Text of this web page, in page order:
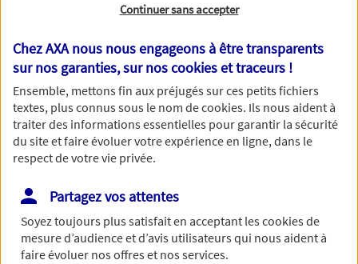
Toutes nos excuses, une erreur technique nous empêche
de traiter votre demande. N'hésitez pas à rafraichir ce
formulaire dans quelques minutes.
Continuer sans accepter
Chez AXA nous nous engageons à être transparents
sur nos garanties, sur noscookies et traceurs !
Ensemble, mettons fin aux préjugés sur ces petits fichiers
textes, plus connus sous le nom decookies. Ils nous aident à
traiter des informations essentielles pour garantir la sécurité
du site et faire évoluer votre expérience en ligne, dans le
respect de votre vie privée.
Partagez vos attentes
Soyez toujours plus satisfait en acceptant lescookiesde
mesure d’audience et d’avis utilisateurs qui nous aident à
faire évoluer nos offres et nos services.